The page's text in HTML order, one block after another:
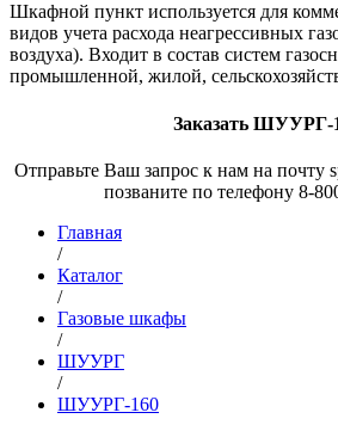
Шкафной пункт используется для
видов учета расхода неагрессивных
воздуха). Входит в состав систем
промышленной, жилой,
Заказать ШУУРГ-
Отправьте Ваш запрос к нам на почту
позваните по телефону 8-
Главная
/
Каталог
/
Газовые шкафы
/
ШУУРГ
/
ШУУРГ-160